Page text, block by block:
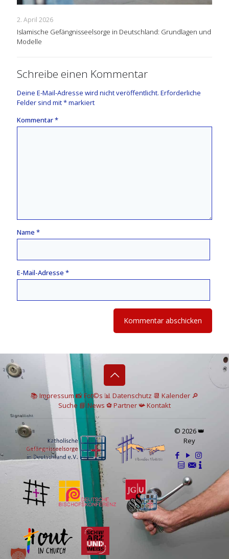
2. April 2026
Islamische Gefängnisseelsorge in Deutschland: Grundlagen und
Modelle
Schreibe einen Kommentar
Deine E-Mail-Adresse wird nicht veröffentlicht. Erforderliche
Felder sind mit*markiert
Kommentar*
Name *
E-Mail-Adresse *
📚 Impressum📸Fot©s 📊 Datenschutz 📆 Kalender 🔎
Suche 📘 News ⚽Partner📯Kontakt
© 2026 👑
Rey